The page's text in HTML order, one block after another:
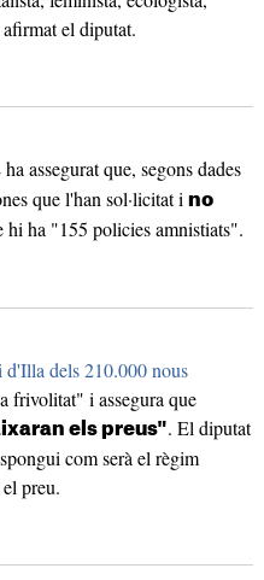
el diputat.
ha assegurat que, segons dades
que l'han sol·licitat i no
hi ha "155 policies amnistiats".
d'Illa dels 210.000 nous
frivolitat" i assegura que
els preus". El diputat
com serà el règim
preu.